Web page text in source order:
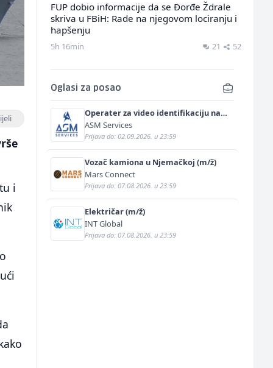
i
FUP dobio informacije da se Đorđe Ždrale
skriva u FBiH: Rade na njegovom lociranju i
hapšenju
5h 16min 21 52
Oglasi za posao
Operater za video identifikaciju na
njemačkom jeziku (m/ž)
ASM Services
Prijava do: 02.09.2026. u 23:59
Vozač kamiona u Njemačkoj (m/ž)
Mars Connect
Prijava do: 07.08.2026. u 23:59
Električar (m/ž)
INT Global
Prijava do: 07.08.2026. u 23:59